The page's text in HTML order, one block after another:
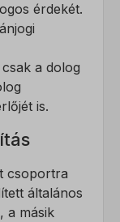
érdekét.
a dolog
is.
csoportra
általános
a másik